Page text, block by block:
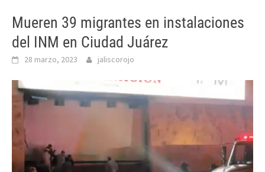
Mueren 39 migrantes en instalaciones
del INM en Ciudad Juárez
28 marzo, 2023 jaliscorojo